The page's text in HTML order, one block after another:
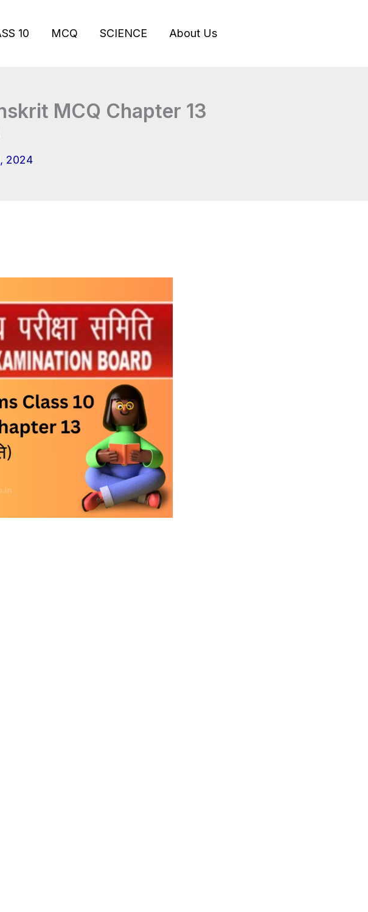
10 MCQ SCIENCE About Us
MCQ Chapter 13
2024